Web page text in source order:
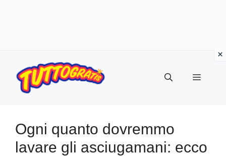
contenuto
Menu
Ogni quanto dovremmo
lavare gli asciugamani: ecco